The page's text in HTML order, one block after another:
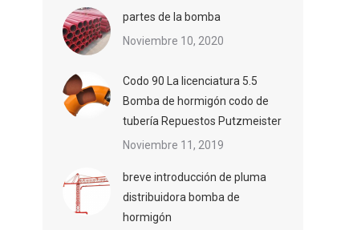
partes de la bomba
Noviembre 10, 2020
Codo 90 La licenciatura 5.5
Bomba de hormigón codo de
tubería Repuestos Putzmeister
Noviembre 11, 2019
breve introducción de pluma
distribuidora bomba de
hormigón